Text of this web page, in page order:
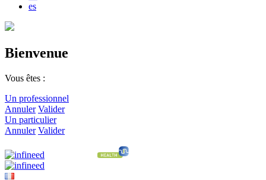
es
Bienvenue
Vous êtes :
Un professionnel
Annuler Valider
Un particulier
Annuler Valider